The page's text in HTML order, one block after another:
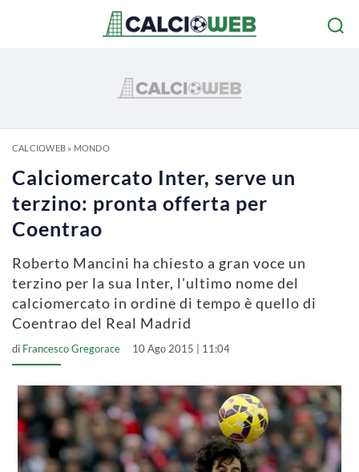
CALCIOWEB» MONDO
Calciomercato Inter, serve un
terzino: pronta offerta per
Coentrao
Roberto Mancini ha chiesto a gran voce un
terzino per la sua Inter, l'ultimo nome del
calciomercato in ordine di tempo è quello di
Coentrao del Real Madrid
di Francesco Gregorace 10 Ago 2015 | 11:04